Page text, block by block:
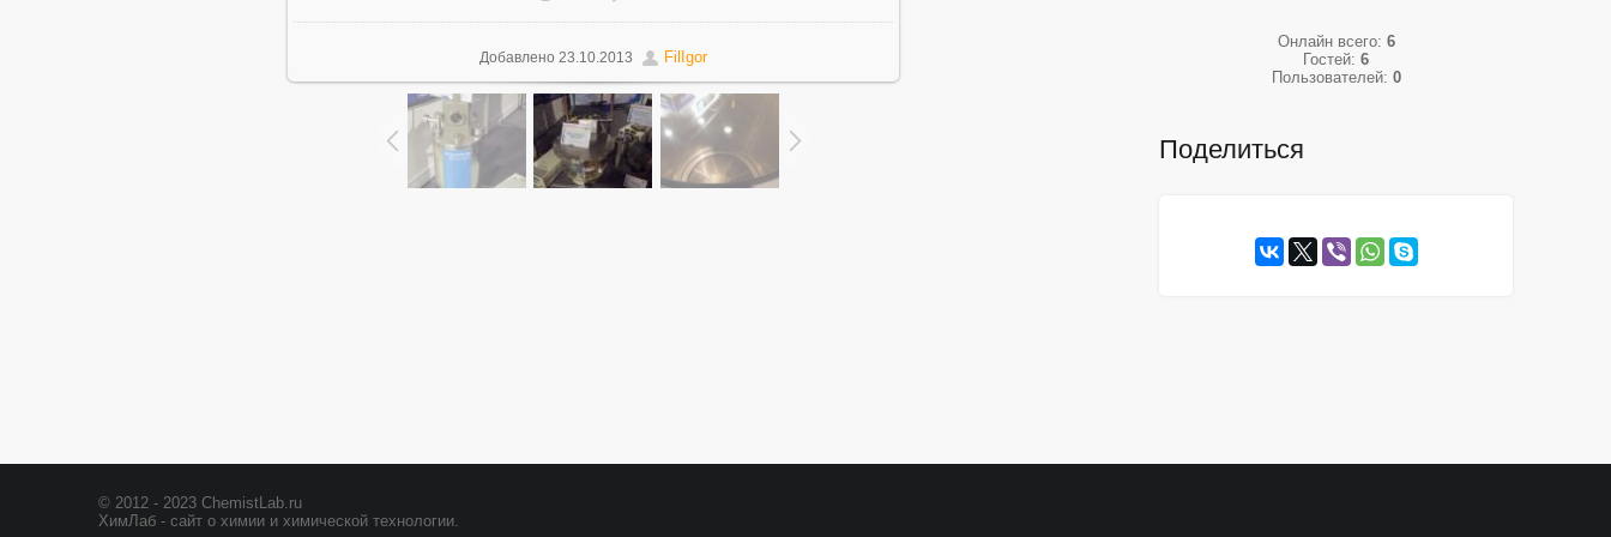
Добавлено 23.10.2013 FilIgor
Онлайн всего: 6
Гостей: 6
Пользователей: 0
Поделиться
© 2012 - 2023 ChemistLab.ru
ХимЛаб - сайт о химии и химической технологии.